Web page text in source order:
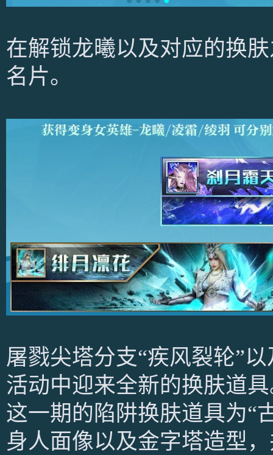
在解锁龙曦以及对应的换
名片。
屠戮尖塔分支“疾风裂轮”
活动中迎来全新的换肤道
这一期的陷阱换肤道具为“
身人面像以及金字塔造型